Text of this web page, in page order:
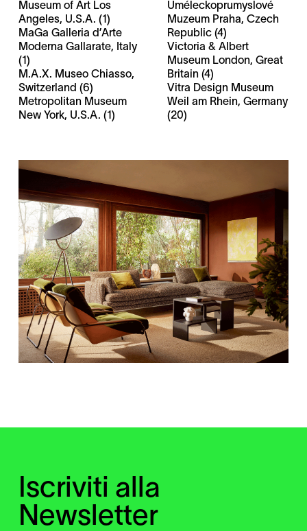
Museum of Art Los
Angeles, U.S.A. (1)
MaGa Galleria d’Arte
Moderna Gallarate, Italy
(1)
M.A.X. Museo Chiasso,
Switzerland (6)
Metropolitan Museum
New York, U.S.A. (1)
Uméleckoprumyslové
Muzeum Praha, Czech
Republic (4)
Victoria & Albert
Museum London, Great
Britain (4)
Vitra Design Museum
Weil am Rhein, Germany
(20)
Iscriviti alla
Newsletter